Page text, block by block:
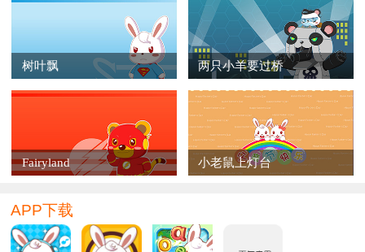
树叶飘 两只小羊要过桥
Fairyland 小老鼠上灯台
APP下载